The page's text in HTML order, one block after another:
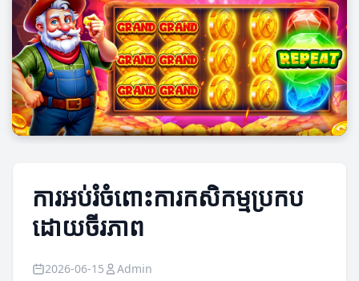
ការអប់រំចំពោះការកសិកម្មប្រកប
ដោយចីរភាព
2026-06-15 Admin